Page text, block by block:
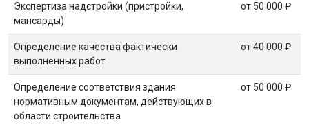
Экспертиза надстройки (пристройки,
мансарды)
от 50 000 ₽
Определение качества фактически
выполненных работ
от 40 000 ₽
Определение соответствия здания
нормативным документам, действующих в
области строительства
от 50 000 ₽